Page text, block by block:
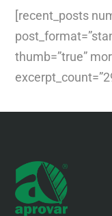
[recent_posts
thumb=”true”